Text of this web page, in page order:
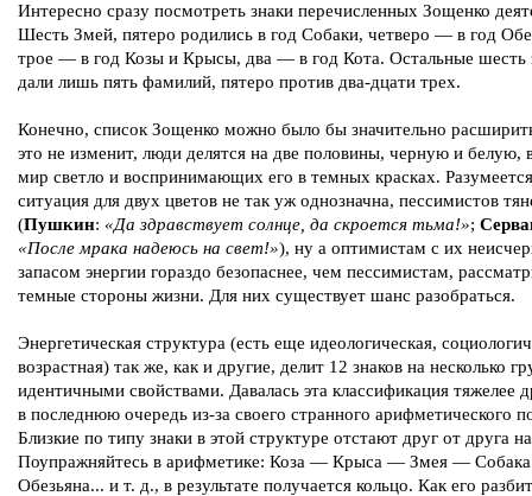
Интересно сразу посмотреть знаки перечисленных Зощенко
Шесть Змей, пятеро родились в год Собаки, четверо — в год
трое — в год Козы и Крысы, два — в год Кота. Остальные шесть
дали лишь пять фамилий, пятеро против два-дцати трех.
Конечно, список Зощенко можно было бы значительно
это не изменит, люди делятся на две половины, черную и белую,
мир светло и воспринимающих его в темных красках.
ситуация для двух цветов не так уж однозначна, пессимистов
(Пушкин: «Да здравствует солнце, да скроется тьма!»;
«После мрака надеюсь на свет!»), ну а оптимистам с их
запасом энергии гораздо безопаснее, чем пессимистам,
темные стороны жизни. Для них существует шанс разобраться.
Энергетическая структура (есть еще идеологическая,
возрастная) так же, как и другие, делит 12 знаков на несколько
идентичными свойствами. Давалась эта классификация тяжелее
в последнюю очередь из-за своего странного арифметического
Близкие по типу знаки в этой структуре отстают друг от друга
Поупражняйтесь в арифметике: Коза — Крыса — Змея —
Обезьяна... и т. д., в результате получается кольцо. Как его